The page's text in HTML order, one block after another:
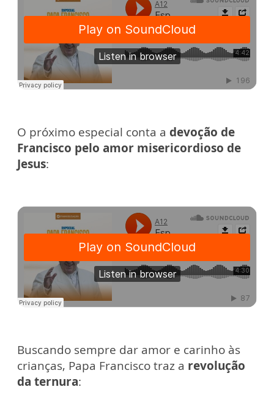
O próximo especial conta a devoção de
Francisco pelo amor misericordioso de
Jesus:
Buscando sempre dar amor e carinho às
crianças, Papa Francisco traz a revolução
da ternura: